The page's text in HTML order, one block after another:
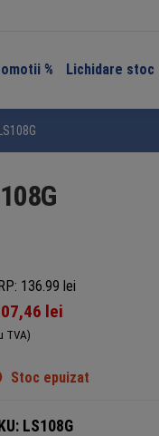
% Lichidare stoc
136.99 lei
lei
TVA)
Stoc epuizat
LS108G